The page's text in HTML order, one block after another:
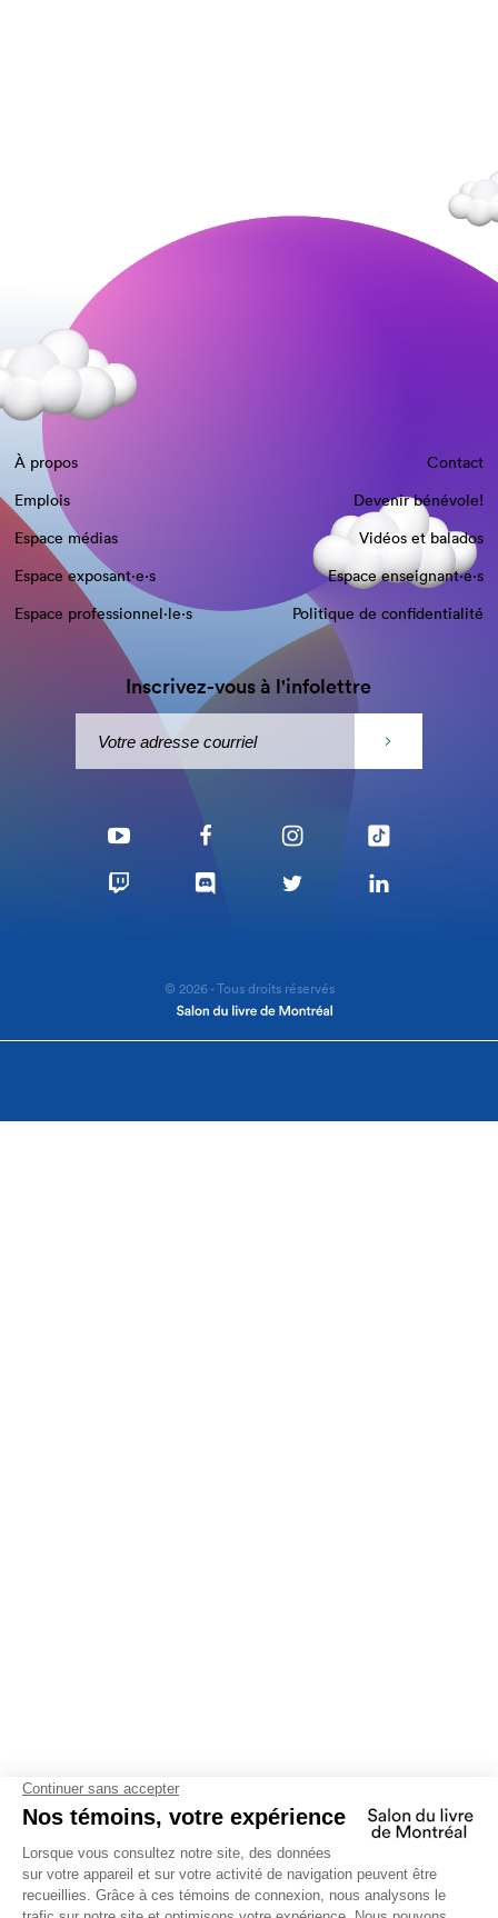
À propos
Contact
Emplois
Devenir bénévole!
Espace médias
Vidéos et balados
Espace exposant·e⋅s
Espace enseignant·e⋅s
Espace professionnel·le⋅s
Politique de confidentialité
Inscrivez-vous à l'infolettre
© 2026 - Tous droits réservés